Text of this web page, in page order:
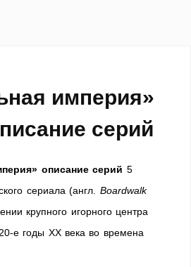
империя»
серий
описание серий 5
сериала (англ. Boardwalk
крупного игорного центра
е годы XX века во времена